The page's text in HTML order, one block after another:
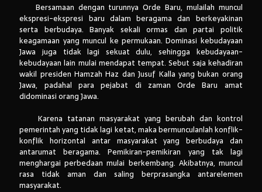
Bersamaan dengan turunnya Orde Baru, mulailah muncul
ekspresi-ekspresi baru dalam beragama dan berkeyakinan
serta berbudaya. Banyak sekali ormas dan partai politik
keagamaan yang muncul ke permukaan. Dominasi kebudayaan
Jawa juga tidak lagi sekuat dulu, sehingga kebudayaan-
kebudayaan lain mulai mendapat tempat. Sebut saja kehadiran
wakil presiden Hamzah Haz dan Jusuf Kalla yang bukan orang
Jawa, padahal para pejabat di zaman Orde Baru amat
didominasi orang Jawa.
Karena tatanan masyarakat yang berubah dan kontrol
pemerintah yang tidak lagi ketat, maka bermunculanlah konflik-
konflik horizontal antar masyarakat yang berbudaya dan
antarumat beragama. Pemikiran-pemikiran yang tak lagi
menghargai perbedaan mulai berkembang. Akibatnya, muncul
rasa tidak aman dan saling berprasangka antarelemen
masyarakat.